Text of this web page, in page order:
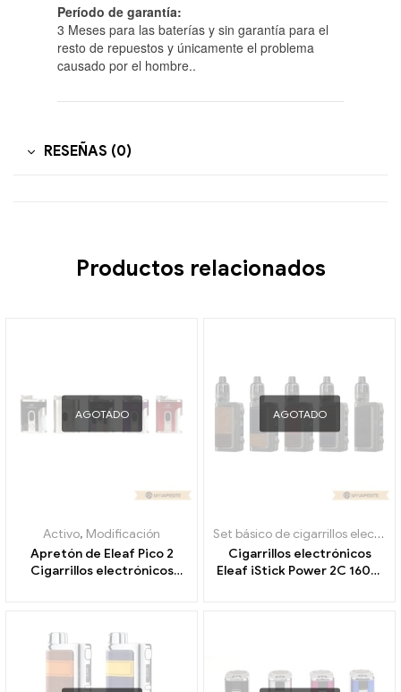
Período de garantía:
3 Meses para las baterías y sin garantía para el
resto de repuestos y únicamente el problema
causado por el hombre..
RESEÑAS (0)
Productos relacionados
AGOTADO
Activo, Modificación
Apretón de Eleaf Pico 2
Cigarrillos electrónicos
AGOTADO
Set básico de cigarrillos electrónicos
Cigarrillos electrónicos
Eleaf iStick Power 2C 160W